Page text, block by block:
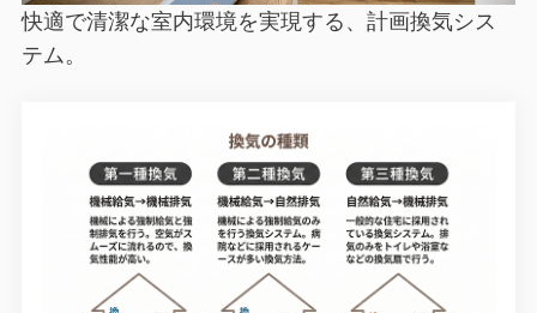
快適で清潔な室内環境を実現する、計画換気シス
テム。